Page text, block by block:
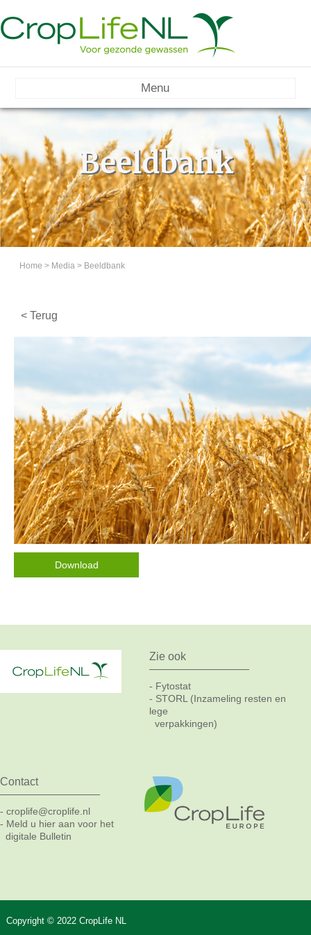
Menu
Beeldbank
Home > Media > Beeldbank
Zie ook
- Fytostat
- STORL (Inzameling resten en
lege
verpakkingen)
Contact
- croplife@croplife.nl
- Meld u hier aan voor het
digitale Bulletin
Copyright © 2022 CropLife NL